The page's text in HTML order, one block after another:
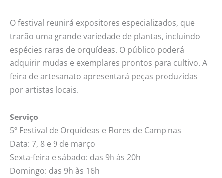
O festival reunirá expositores especializados, que
trarão uma grande variedade de plantas, incluindo
espécies raras de orquídeas. O público poderá
adquirir mudas e exemplares prontos para cultivo. A
feira de artesanato apresentará peças produzidas
por artistas locais.
Serviço
5º Festival de Orquídeas e Flores de Campinas
Data: 7, 8 e 9 de março
Sexta-feira e sábado: das 9h às 20h
Domingo: das 9h às 16h